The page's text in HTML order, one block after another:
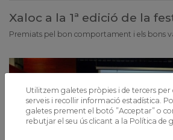
Xaloc a la 1ª edició de la
Premiats pel bon comportament i els bons
Utilitzem galetes pròpies i de tercers per
serveis i recollir informació estadística.
galetes prement el botó ”Acceptar” o
rebutjar el seu ús clicant a la Política de